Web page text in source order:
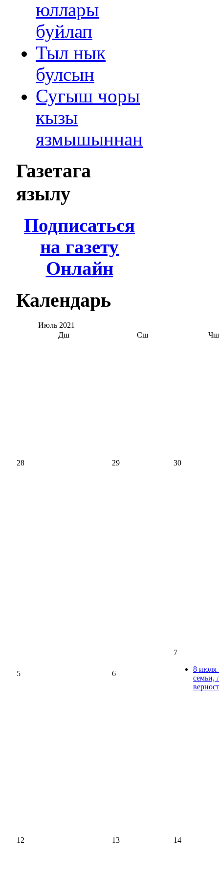
юллары
буйлап
Тыл нык
булсын
Сугыш чоры
кызы
язмышыннан
Газетага
язылу
Подписаться
на газету
Онлайн
Календарь
Июль 2021
Дш
Сш Чш
28 29 30
5 6
7
8 июля
семьи,
12 13 14